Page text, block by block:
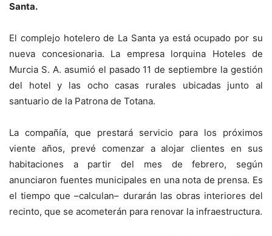
Santa.
El complejo hotelero de La Santa ya está ocupado por su
nueva concesionaria. La empresa lorquina Hoteles de
Murcia S. A. asumió el pasado 11 de septiembre la gestión
del hotel y las ocho casas rurales ubicadas junto al
santuario de la Patrona de Totana.
La compañía, que prestará servicio para los próximos
viente años, prevé comenzar a alojar clientes en sus
habitaciones a partir del mes de febrero, según
anunciaron fuentes municipales en una nota de prensa. Es
el tiempo que –calculan– durarán las obras interiores del
recinto, que se acometerán para renovar la infraestructura.